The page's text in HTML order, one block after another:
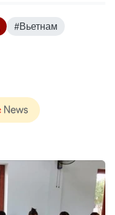
#Вьетнам